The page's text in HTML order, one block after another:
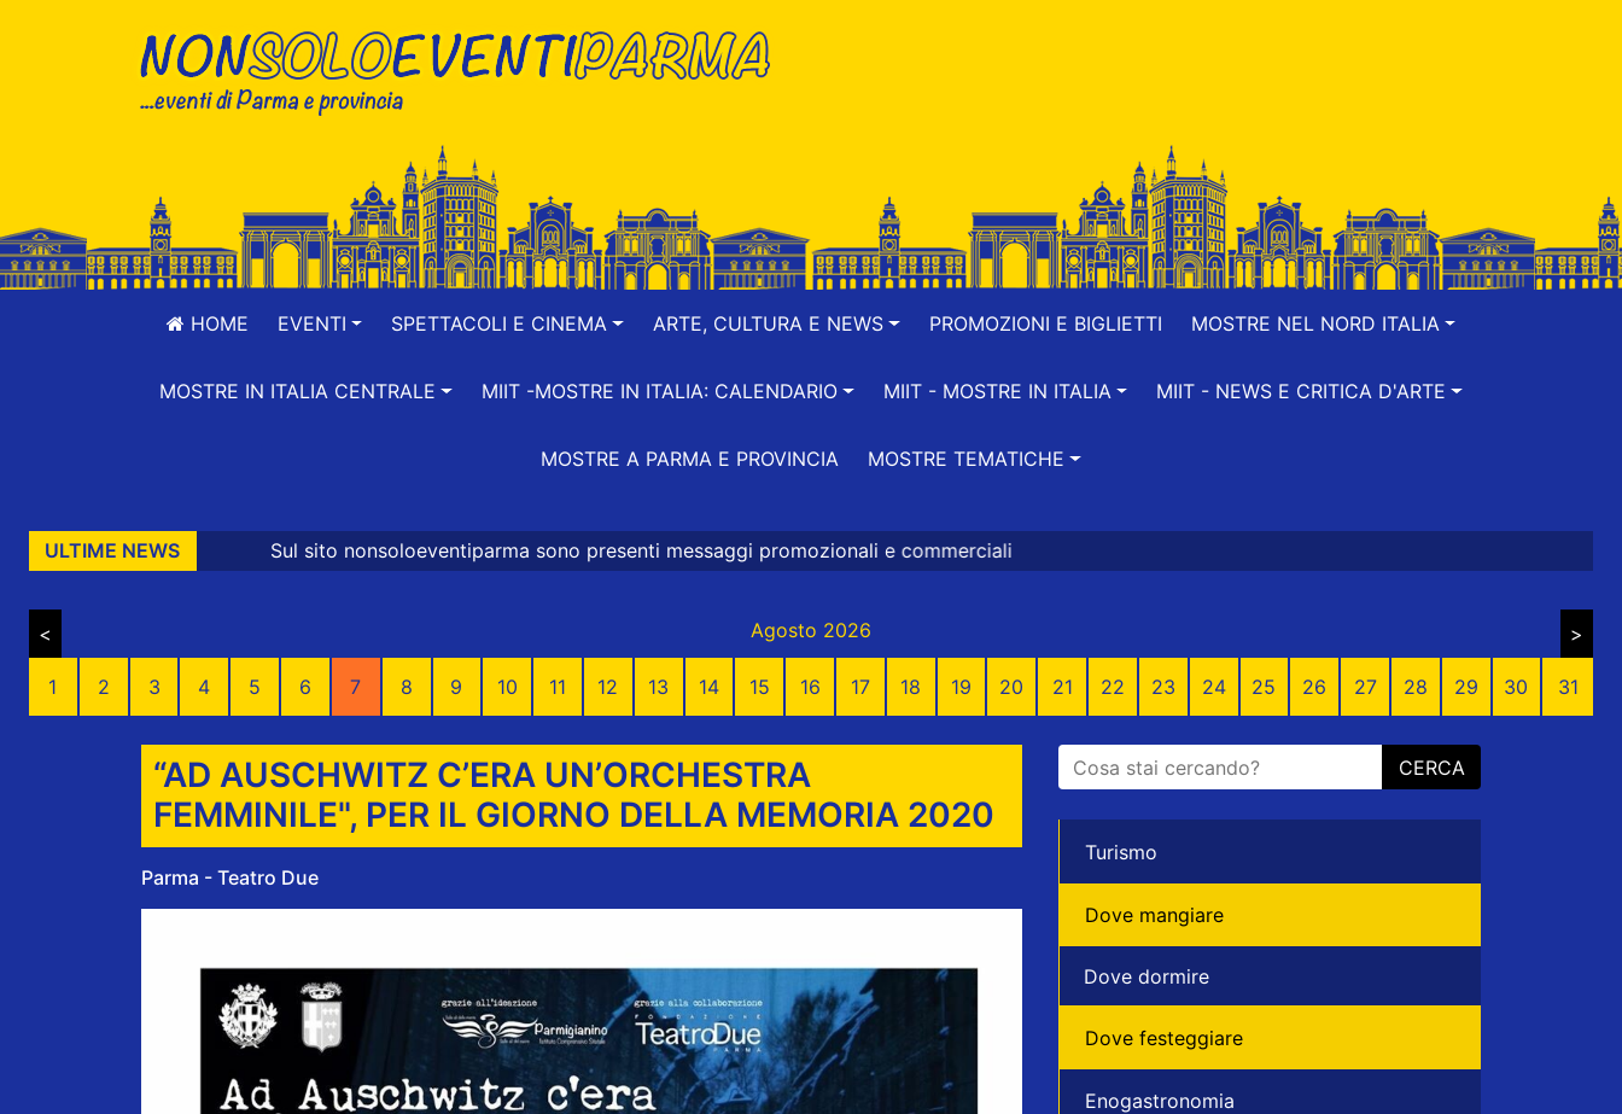
HOME EVENTI SPETTACOLI E CINEMA ARTE, CULTURA E NEWS PROMOZIONI E BIGLIETTI MOSTRE NEL NORD ITALIA
MOSTRE IN ITALIA CENTRALE MIIT -MOSTRE IN ITALIA: CALENDARIO MIIT - MOSTRE IN ITALIA MIIT - NEWS E CRITICA D'ARTE
MOSTRE A PARMA E PROVINCIA MOSTRE TEMATICHE
ULTIME NEWS
Sul sito nonsoloeventiparma sono presenti messaggi promozionali e commerciali
< Agosto 2026 >
1 2 3 4 5 6 7 8 9 10 11 12 13 14 15 16 17 18 19 20 21 22 23 24 25 26 27 28 29 30 31
“AD AUSCHWITZ C’ERA UN’ORCHESTRA
FEMMINILE", PER IL GIORNO DELLA MEMORIA 2020
Parma - Teatro Due
CERCA
Turismo
Dove mangiare
Dove dormire
Dove festeggiare
Enogastronomia